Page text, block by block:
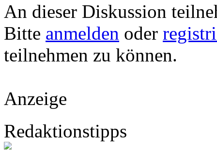
An dieser Diskussion
Bitte anmelden oder
teilnehmen zu können.
Anzeige
Redaktionstipps